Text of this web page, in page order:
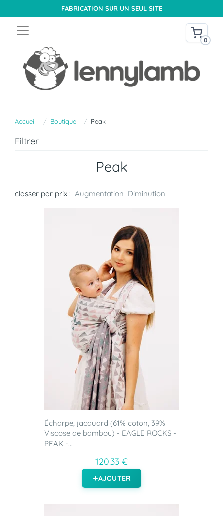
FABRICATION SUR UN SEUL SITE
0
Accueil Boutique Peak
Filtrer
Peak
classer par prix : Augmentation Diminution
Écharpe, jacquard (61% coton, 39%
Viscose de bambou) - EAGLE ROCKS -
PEAK -...
120.33 €
AJOUTER